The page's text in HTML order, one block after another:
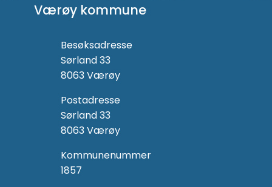
Værøy kommune
Besøksadresse
Sørland 33
8063 Værøy
Postadresse
Sørland 33
8063 Værøy
Kommunenummer
1857